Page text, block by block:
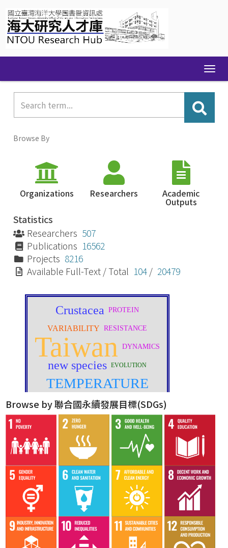
navigation
Browse By
Organizations Researchers Academic
Outputs
Statistics
Researchers 507
Publications 16562
Projects 8216
Available Full-Text / Total 104 / 20479
Browse by 聯合國永續發展目標(SDGs)